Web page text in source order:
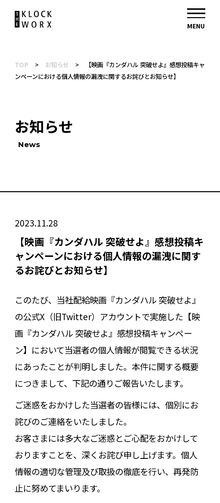
TOP > お知らせ >
【映画『カンダハル 突破せよ』感想投稿キャ
ンペーンにおける個人情報の漏洩に関するお詫びとお知らせ】
お知らせ
News
2023.11.28
【映画『カンダハル 突破せよ』感想投稿キ
ャンペーンにおける個人情報の漏洩に関す
るお詫びとお知らせ】
このたび、当社配給映画『カンダハル 突破せよ』
の公式X（旧Twitter）アカウントで実施した【映
画『カンダハル 突破せよ』感想投稿キャンペー
ン】において当選者の個人情報が閲覧できる状況
にあったことが判明しました。本件に関する概要
につきまして、下記の通りご報告いたします。
ご迷惑をおかけした当選者の皆様には、個別にお
詫びのご連絡をいたしました。
お客さまには多大なご迷惑とご心配をおかけして
おりますことを、深くお詫び申し上げます。個人
情報の適切な管理及び取扱の徹底を行い、再発防
止に努めてまいります。